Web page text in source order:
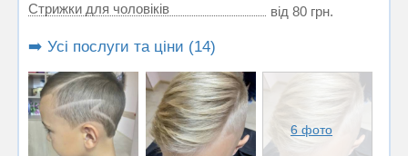
Стрижки для чоловіків від 80 грн.
➡️ Усі послуги та ціни (14)
6 фото